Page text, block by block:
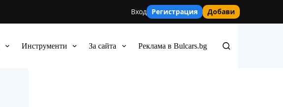
Вход Регистрация Добави
Инструменти За сайта Реклама в Bulcars.bg